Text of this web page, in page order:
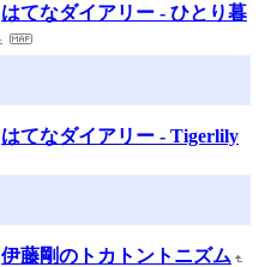
はてなダイアリー - ひとり暮
はてなダイアリー - Tigerlily
伊藤剛のトカトントニズム